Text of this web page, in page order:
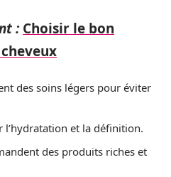
: Choisir le bon
des soins légers pour éviter
l’hydratation et la définition.
des produits riches et